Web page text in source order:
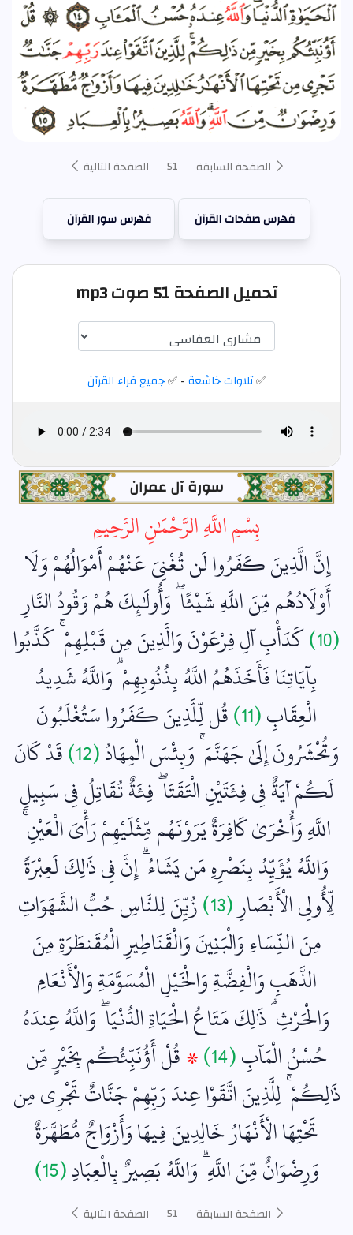
الصفحة السابقة 51 الصفحة التالية
فهرس صفحات القرآن فهرس سور القرآن
تحميل الصفحة 51 صوت mp3
✅تلاوات خاشعة- ✅جميع قراء القرآن
سورة آل عمران
بِسْمِ اللَّهِ الرَّحْمَٰنِ الرَّحِيمِ
إِنَّ الَّذِينَ كَفَرُوا لَن تُغْنِيَ عَنْهُمْ أَمْوَالُهُمْ وَلَا
أَوْلَادُهُم مِّنَ اللَّهِ شَيْئًا ۖ وَأُولَٰئِكَ هُمْ وَقُودُ النَّارِ
(10)
كَدَأْبِ آلِ فِرْعَوْنَ وَالَّذِينَ مِن قَبْلِهِمْ ۚ كَذَّبُوا
بِآيَاتِنَا فَأَخَذَهُمُ اللَّهُ بِذُنُوبِهِمْ ۗ وَاللَّهُ شَدِيدُ
الْعِقَابِ(11)
قُل لِّلَّذِينَ كَفَرُوا سَتُغْلَبُونَ
وَتُحْشَرُونَ إِلَىٰ جَهَنَّمَ ۚ وَبِئْسَ الْمِهَادُ(12)
قَدْ كَانَ
لَكُمْ آيَةٌ فِي فِئَتَيْنِ الْتَقَتَا ۖ فِئَةٌ تُقَاتِلُ فِي سَبِيلِ
اللَّهِ وَأُخْرَىٰ كَافِرَةٌ يَرَوْنَهُم مِّثْلَيْهِمْ رَأْيَ الْعَيْنِ ۚ
وَاللَّهُ يُؤَيِّدُ بِنَصْرِهِ مَن يَشَاءُ ۗ إِنَّ فِي ذَٰلِكَ لَعِبْرَةً
لِّأُولِي الْأَبْصَارِ (13)
زُيِّنَ لِلنَّاسِ حُبُّ الشَّهَوَاتِ
مِنَ النِّسَاءِ وَالْبَنِينَ وَالْقَنَاطِيرِ الْمُقَنطَرَةِ مِنَ
الذَّهَبِ وَالْفِضَّةِ وَالْخَيْلِ الْمُسَوَّمَةِ وَالْأَنْعَامِ
وَالْحَرْثِ ۗ ذَٰلِكَ مَتَاعُ الْحَيَاةِ الدُّنْيَا ۖ وَاللَّهُ عِندَهُ
حُسْنُ الْمَآبِ(14) ۞قُلْ أَؤُنَبِّئُكُم بِخَيْرٍ مِّن
ذَٰلِكُمْ ۚ لِلَّذِينَ اتَّقَوْا عِندَ رَبِّهِمْ جَنَّاتٌ تَجْرِي مِن
تَحْتِهَا الْأَنْهَارُ خَالِدِينَ فِيهَا وَأَزْوَاجٌ مُّطَهَّرَةٌ
وَرِضْوَانٌ مِّنَ اللَّهِ ۗ وَاللَّهُ بَصِيرٌ بِالْعِبَادِ(15)
الصفحة السابقة 51 الصفحة التالية